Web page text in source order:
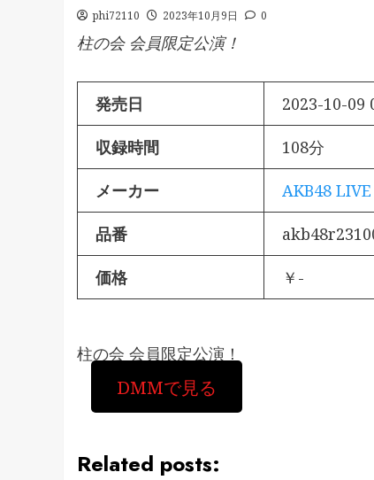
phi72110 2023年10月9日 0
柱の会 会員限定公演！
発売日 2023-10-09
収録時間 108分
メーカー AKB48
品番
価格 ￥-
柱の会 会員限定公演！
DMMで見る
Related posts: